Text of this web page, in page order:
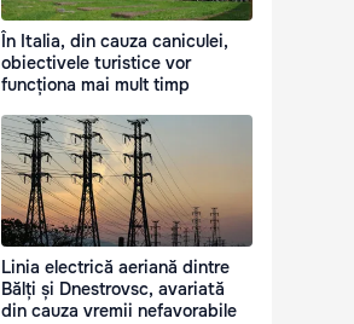
În Italia, din cauza caniculei,
obiectivele turistice vor
funcționa mai mult timp
Linia electrică aeriană dintre
Bălți și Dnestrovsc, avariată
din cauza vremii nefavorabile